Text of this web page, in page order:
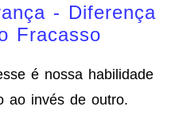
- Diferença
Fracasso
é nossa habilidade
ao invés de outro.